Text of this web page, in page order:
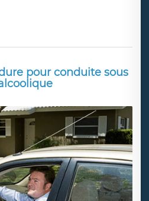
pour conduite sous